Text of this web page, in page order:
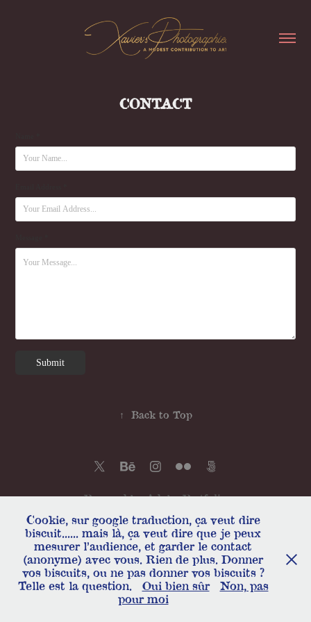
CONTACT
Submit
↑ Back to Top
Powered byAdobe Portfolio
Cookie, sur google traduction, ça veut dire
biscuit...... mais là, ça veut dire que je peux
mesurer l’audience, et garder le contact
(anonyme) avec vous. Rien de plus. Donner
vos biscuits, ou ne pas donner vos biscuits ?
Telle est la question. Oui bien sûr Non, pas
pour moi